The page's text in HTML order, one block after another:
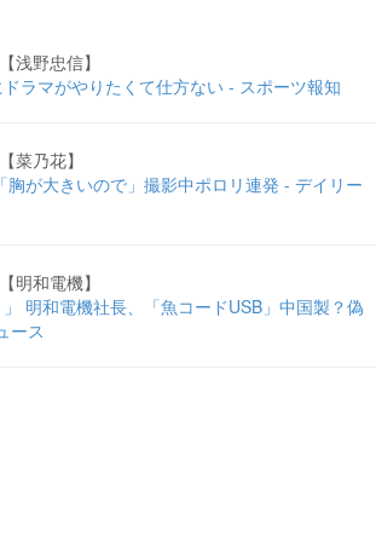
浅野忠信】
ラマがやりたくて仕方ない - スポーツ報知
菜乃花】
胸が大きいので」撮影中ポロリ連発 - デイリー
明和電機】
」 明和電機社長、「魚コードUSB」中国製？偽
ース